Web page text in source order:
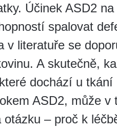
Účinek ASD2
spalovat
v literatuře se
A skutečně,
dochází u
ASD2, může
otázku – proč k